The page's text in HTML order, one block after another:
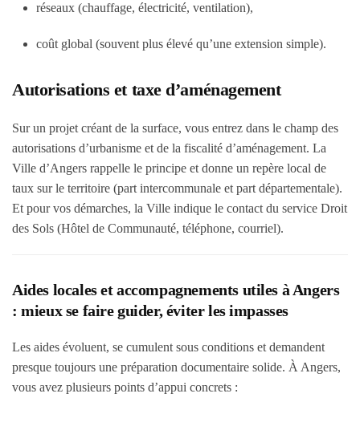
réseaux (chauffage, électricité, ventilation),
coût global (souvent plus élevé qu’une extension simple).
Autorisations et taxe d’aménagement
Sur un projet créant de la surface, vous entrez dans le champ des
autorisations d’urbanisme et de la fiscalité d’aménagement. La
Ville d’Angers rappelle le principe et donne un repère local de
taux sur le territoire (part intercommunale et part départementale).
Et pour vos démarches, la Ville indique le contact du service Droit
des Sols (Hôtel de Communauté, téléphone, courriel).
Aides locales et accompagnements utiles à Angers
: mieux se faire guider, éviter les impasses
Les aides évoluent, se cumulent sous conditions et demandent
presque toujours une préparation documentaire solide. À Angers,
vous avez plusieurs points d’appui concrets :